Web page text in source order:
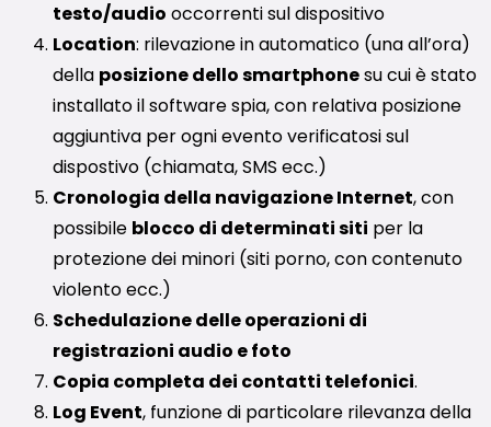
testo/audio occorrenti sul dispositivo
Location: rilevazione in automatico (una all’ora)
della posizione dello smartphonesu cui è stato
installato il software spia, con relativa posizione
aggiuntiva per ogni evento verificatosi sul
dispostivo (chiamata, SMS ecc.)
Cronologia della navigazione Internet, con
possibile blocco di determinati siti per la
protezione dei minori (siti porno, con contenuto
violento ecc.)
Schedulazione delle operazioni di
registrazioni audio e foto
Copia completa dei contatti telefonici.
Log Event, funzione di particolare rilevanza della